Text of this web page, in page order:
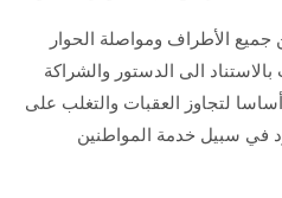
جميع الأطراف ومواصلة الحوار
الى الدستور والشراكة
أساسا لتجاوز العقبات والتغلب على
في سبيل خدمة المواطنين